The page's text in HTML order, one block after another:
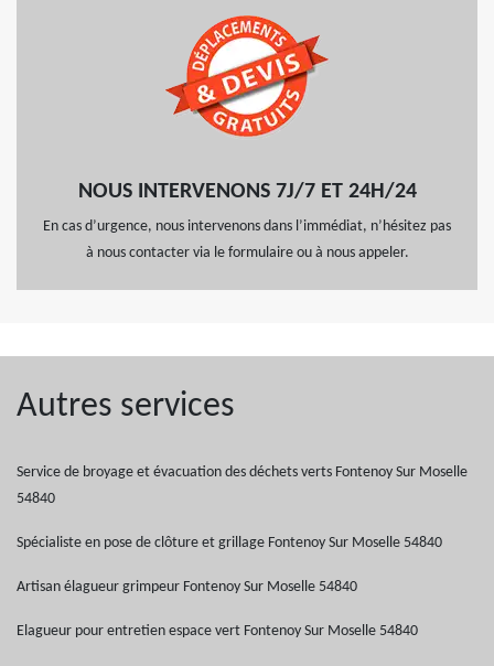
NOUS INTERVENONS 7J/7 ET 24H/24
En cas d’urgence, nous intervenons dans l’immédiat, n’hésitez pas
à nous contacter via le formulaire ou à nous appeler.
Autres services
Service de broyage et évacuation des déchets verts Fontenoy Sur Moselle
54840
Spécialiste en pose de clôture et grillage Fontenoy Sur Moselle 54840
Artisan élagueur grimpeur Fontenoy Sur Moselle 54840
Elagueur pour entretien espace vert Fontenoy Sur Moselle 54840